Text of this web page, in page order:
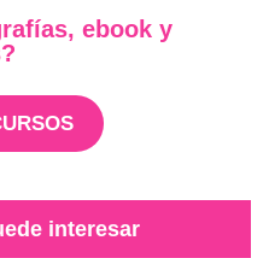
ebook y
interesar